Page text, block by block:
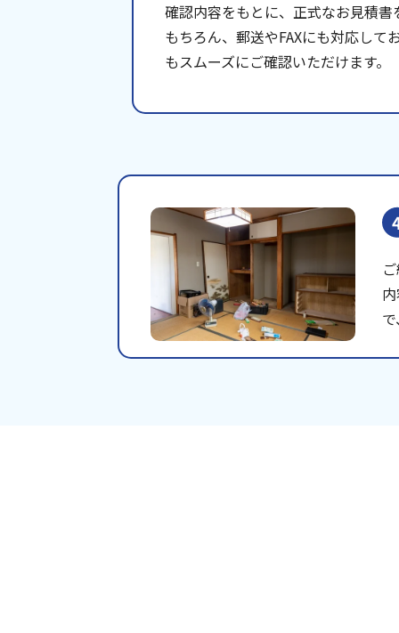
確認内容をもとに、正式なお見積
もちろん、郵送やFAXにも対応し
もスムーズにご確認いただけます。